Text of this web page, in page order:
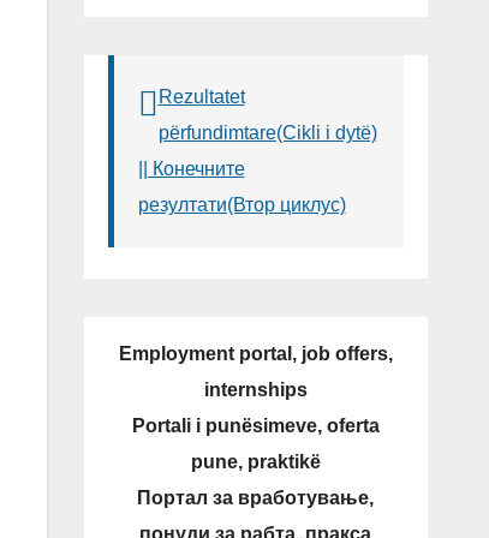
Rezultatet
përfundimtare(Cikli i dytë)
|| Конечните
резултати(Втор циклус)
Employment portal, job offers,
internships
Portali i punësimeve, oferta
pune, praktikë
Портал за вработување,
понуди за рабта, пракса